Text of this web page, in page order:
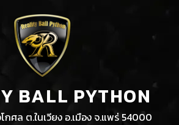
BALL PYTHON
กศล ต.ในเวียง อ.เมือง จ.แพร่ 54000